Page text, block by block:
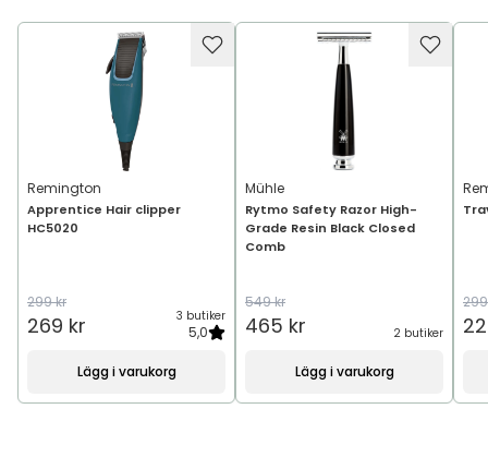
Remington
Apprentice Hair clipper
HC5020
299 kr
269 kr 3 butiker
5,0
Lägg i varukorg
Mühle
Rytmo Safety Razor High-
Grade Resin Black Closed
Comb
549 kr
465 kr 2 butiker
Lägg i varukorg